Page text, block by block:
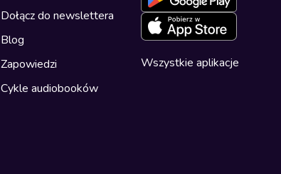
Dołącz do newslettera
Blog
Zapowiedzi
Cykle audiobooków
Wszystkie aplikacje